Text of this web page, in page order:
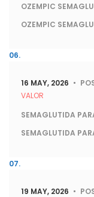
OZEMPIC
OZEMPIC
16 MAY, 2026
VALOR
SEMAGLUTIDA
SEMAGLUTIDA
19 MAY, 2026